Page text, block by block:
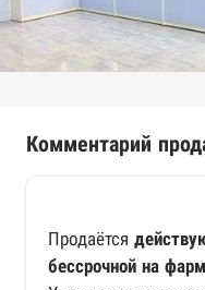
Комментарий
Продаётся
бессрочной на